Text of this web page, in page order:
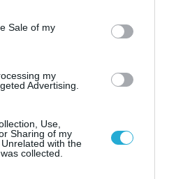
purposes in below Google
Sale of my
my
Advertising.
Use,
Sharing of my
with the
collected.